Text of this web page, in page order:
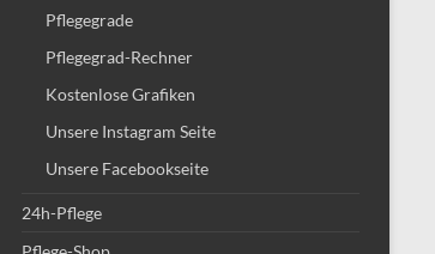
Pflegegrade
Pflegegrad-Rechner
Kostenlose Grafiken
Unsere Instagram Seite
Unsere Facebookseite
24h-Pflege